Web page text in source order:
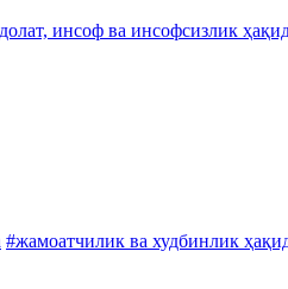
инсоф ва инсофсизлик
#жамоатчилик ва худбинлик